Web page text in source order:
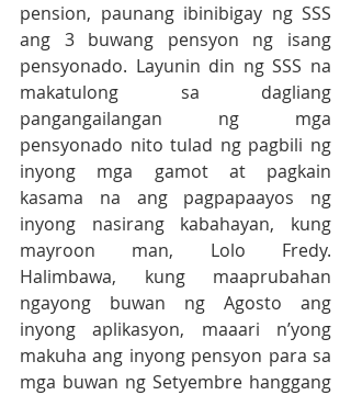
pension, paunang ibinibigay ng SSS
ang 3 buwang pensyon ng isang
pensyonado. Layunin din ng SSS na
makatulong sa dagliang
pangangailangan ng mga
pensyonado nito tulad ng pagbili ng
inyong mga gamot at pagkain
kasama na ang pagpapaayos ng
inyong nasirang kabahayan, kung
mayroon man, Lolo Fredy.
Halimbawa, kung maaprubahan
ngayong buwan ng Agosto ang
inyong aplikasyon, maaari n’yong
makuha ang inyong pensyon para sa
mga buwan ng Setyembre hanggang